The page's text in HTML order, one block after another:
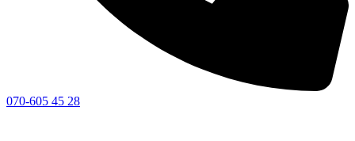
070-605 45 28